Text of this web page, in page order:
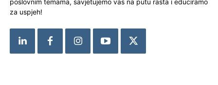
poslovnim temama, savjetujemo vas na putu rasta i educiramo
za uspjeh!